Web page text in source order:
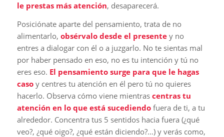
le prestas más atención, desaparecerá.
Posiciónate aparte del pensamiento, trata de no
alimentarlo, obsérvalo desde el presentey no
entres a dialogar con él o a juzgarlo. No te sientas mal
por haber pensado en eso, no es tu intención y tú no
eres eso. El pensamiento surge para que le hagas
casoy centres tu atención en él pero tú no quieres
hacerlo. Observa cómo viene mientras centras tu
atención en lo que está sucediendofuera de ti, a tu
alrededor. Concentra tus 5 sentidos hacia fuera (¿qué
veo?, ¿qué oigo?, ¿qué están diciendo?…) y verás como,